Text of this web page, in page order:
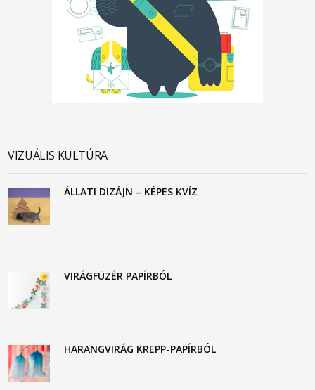
VIZUÁLIS KULTÚRA
ÁLLATI DIZÁJN – KÉPES KVÍZ
VIRÁGFÜZÉR PAPÍRBÓL
HARANGVIRÁG KREPP-PAPÍRBÓL